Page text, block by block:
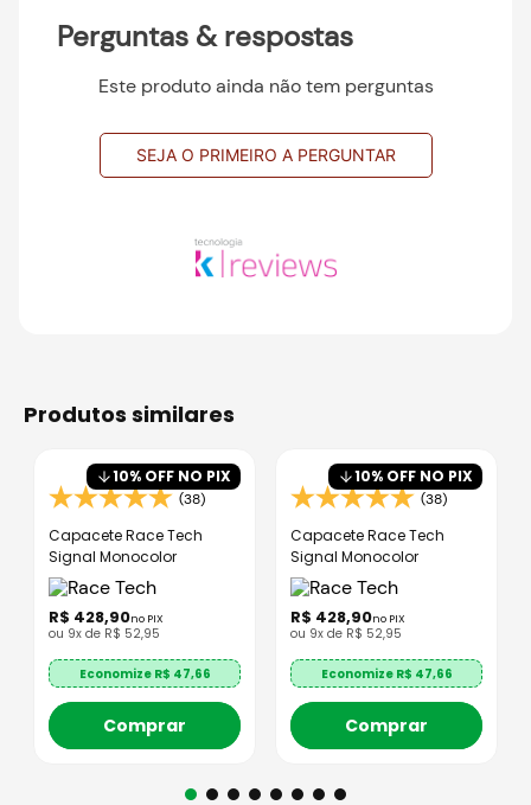
Perguntas & respostas
Este produto ainda não tem perguntas
SEJA O PRIMEIRO A PERGUNTAR
produtos similares
10% OFF NO PIX
(38)
Capacete Race Tech
Signal Monocolor
R$ 428,90no PIX
ou 9x de R$ 52,95
Economize R$ 47,66
Comprar
10% OFF NO PIX
(38)
Capacete Race Tech
Signal Monocolor
R$ 428,90no PIX
ou 9x de R$ 52,95
Economize R$ 47,66
Comprar